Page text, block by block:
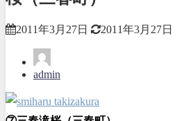
2011年3月27日 2011年3月27日
admin